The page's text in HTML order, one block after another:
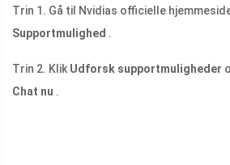
Trin 1. Gå til Nvidias officielle
Supportmulighed .
Trin 2. Klik Udforsk supportmuligheder
Chat nu .